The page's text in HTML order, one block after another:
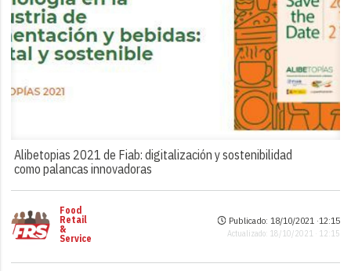
Alibetopias 2021 de Fiab: digitalización y sostenibilidad
como palancas innovadoras
Food
Retail
&
Service
Publicado: 18/10/2021 ·12:15
Actualizado: 18/10/2021 · 12:15